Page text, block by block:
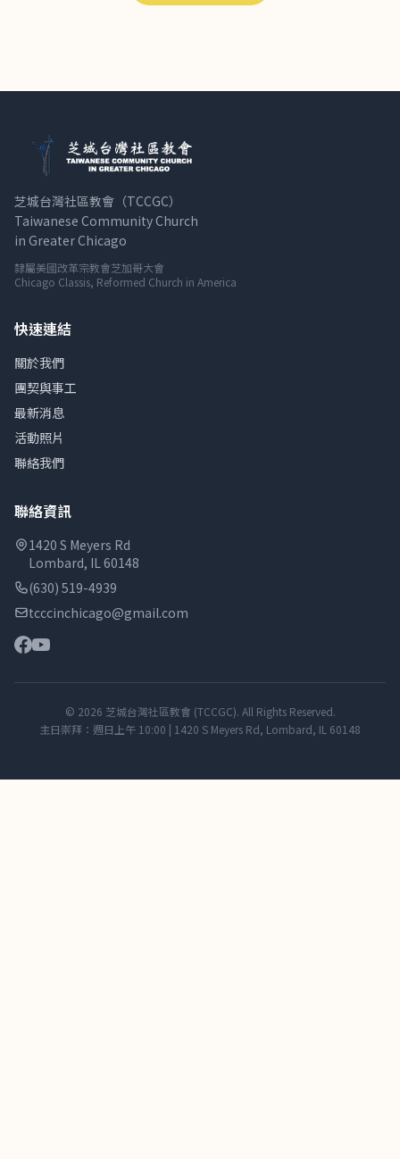
芝城台灣社區教會（TCCGC）
Taiwanese Community Church
in Greater Chicago
隸屬美國改革宗教會芝加哥大會
Chicago Classis, Reformed Church in America
快速連結
關於我們
團契與事工
最新消息
活動照片
聯絡我們
聯絡資訊
1420 S Meyers Rd
Lombard, IL 60148
(630) 519-4939
tcccinchicago@gmail.com
© 2026 芝城台灣社區教會 (TCCGC). All Rights Reserved.
主日崇拜：週日上午 10:00 | 1420 S Meyers Rd, Lombard, IL 60148